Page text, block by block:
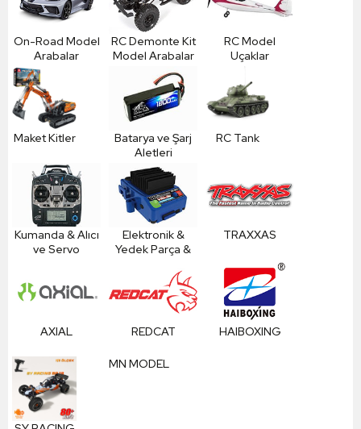
On-Road Model
Arabalar
RC Demonte Kit
Model Arabalar
RC Model
Uçaklar
Maket Kitler
Batarya ve Şarj
Aletleri
RC Tank
Kumanda & Alıcı
ve Servo
Elektronik &
Yedek Parça &
TRAXXAS
AXIAL REDCAT HAIBOXING
MN MODEL